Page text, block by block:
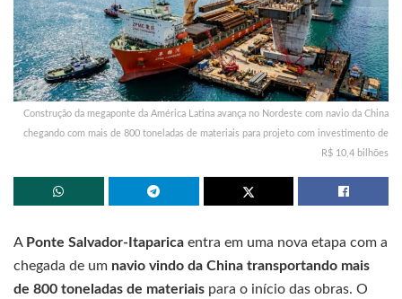
Construção da megaponte da América Latina avança no Nordeste com navio da China
chegando com mais de 800 toneladas de materiais para projeto com investimento de
R$ 10,4 bilhões
A Ponte Salvador-Itaparica entra em uma nova etapa com a
chegada de um navio vindo da China transportando mais
de 800 toneladas de materiais para o início das obras. O